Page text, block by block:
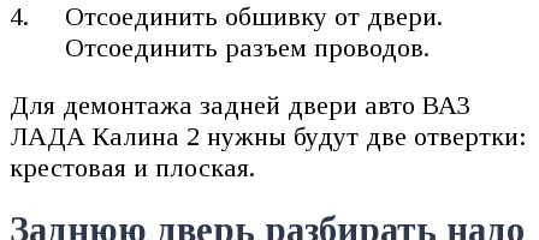
Отсоединить обшивку от двери.
Отсоединить разъем проводов.
Для демонтажа задней двери авто ВАЗ
ЛАДА Калина 2 нужны будут две отвертки:
крестовая и плоская.
Заднюю дверь разбирать надо